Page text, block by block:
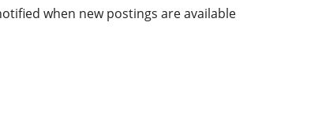
when new postings are available